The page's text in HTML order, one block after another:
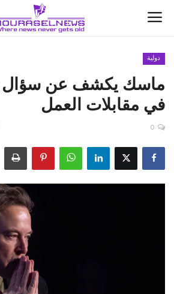
الأخبار
كتّابنا
اقتصاد
دولية
ماسك يكشف عن سؤال
في مقابلات العمل
0